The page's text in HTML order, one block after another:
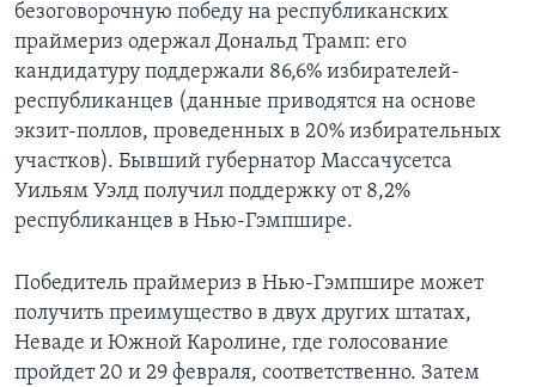
безоговорочную победу на республиканских
праймериз одержал Дональд Трамп: его
кандидатуру поддержали 86,6% избирателей-
республиканцев (данные приводятся на основе
экзит-поллов, проведенных в 20% избирательных
участков). Бывший губернатор Массачусетса
Уильям Уэлд получил поддержку от 8,2%
республиканцев в Нью-Гэмпшире.
Победитель праймериз в Нью-Гэмпшире может
получить преимущество в двух других штатах,
Неваде и Южной Каролине, где голосование
пройдет 20 и 29 февраля, соответственно. Затем